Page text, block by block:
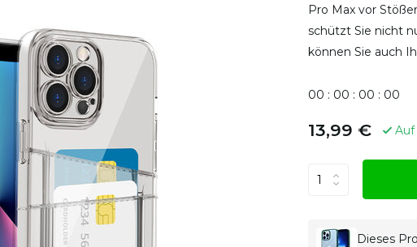
Pro Max vor
schützt Sie nicht
können Sie auch
00 : 00 : 00 : 00
13,99 € Auf
Dieses